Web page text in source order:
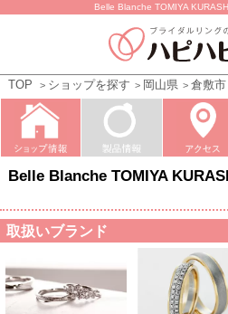
Belle Blanche TOMIYA
TOP ショップを探す 岡山県 倉敷市
Belle Blanche TOMIYA
取扱いブランド